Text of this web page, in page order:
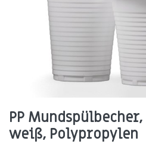
PP
weiß, Polypropylen